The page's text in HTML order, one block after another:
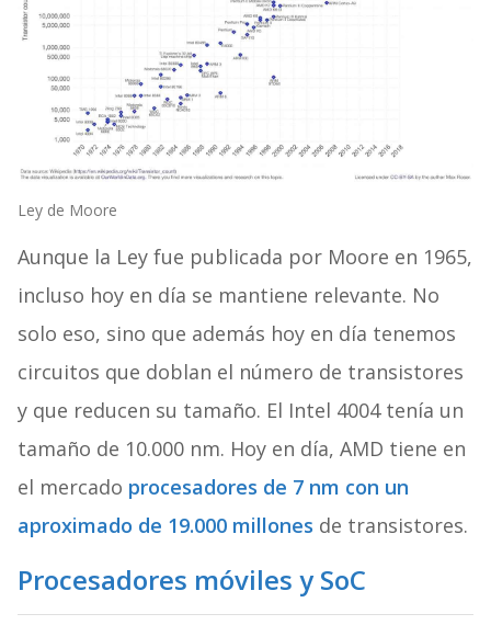
Ley de Moore
Aunque la Ley fue publicada por Moore en 1965,
incluso hoy en día se mantiene relevante. No
solo eso, sino que además hoy en día tenemos
circuitos que doblan el número de transistores
y que reducen su tamaño. El Intel 4004 tenía un
tamaño de 10.000 nm. Hoy en día, AMD tiene en
el mercado procesadores de 7 nm con un
aproximado de 19.000 millones de transistores.
Procesadores móviles y SoC